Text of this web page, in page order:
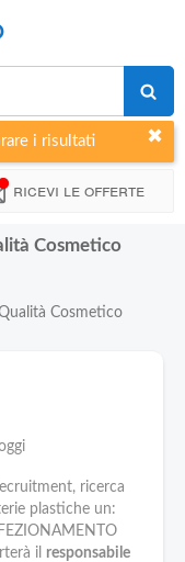
i risultati
Ricevi le offerte
Cosmetico
Cosmetico
ricerca
plastiche un:
il responsabile